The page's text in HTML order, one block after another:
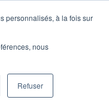
personnalisés, à la fois sur
nous
Refuser
Je découvre